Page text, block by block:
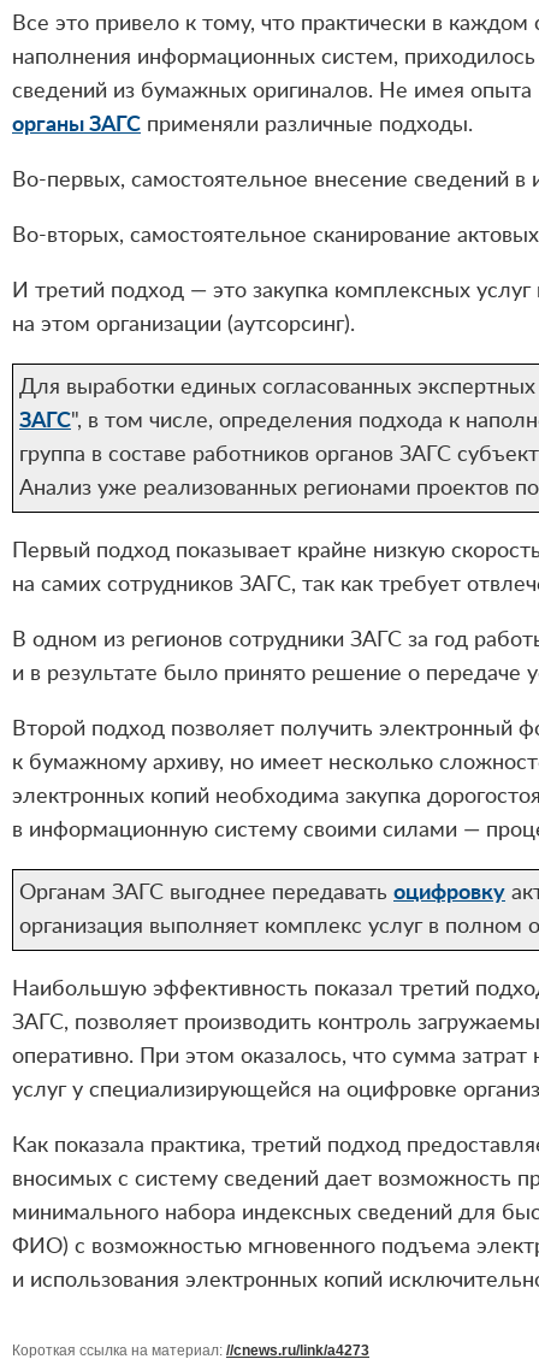
Все это привело к тому, что практически в
наполнения информационных систем,
сведений из бумажных оригиналов. Не имея
органы ЗАГС применяли различные подходы.
Во-первых, самостоятельное внесение сведений
Во-вторых, самостоятельное сканирование
И третий подход — это закупка комплексных
на этом организации (аутсорсинг).
Для выработки единых согласованных
ЗАГС", в том числе, определения подхода к
группа в составе работников органов ЗАГС
Анализ уже реализованных регионами проектов
Первый подход показывает крайне низкую
на самих сотрудников ЗАГС, так как требует
В одном из регионов сотрудники ЗАГС за год
и в результате было принято решение о передаче
Второй подход позволяет получить электронный
к бумажному архиву, но имеет несколько
электронных копий необходима закупка
в информационную систему своими силами —
Органам ЗАГС выгоднее передавать оцифровку
организация выполняет комплекс услуг в полном
Наибольшую эффективность показал третий
ЗАГС, позволяет производить контроль
оперативно. При этом оказалось, что сумма
услуг у специализирующейся на оцифровке
Как показала практика, третий подход
вносимых с систему сведений дает возможность
минимального набора индексных сведений для
ФИО) с возможностью мгновенного подъема
и использования электронных копий
Короткая ссылка на материал: //cnews.ru/link/a4273